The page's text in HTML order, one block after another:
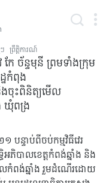
ព្រឹត្តិការណ៍
ែ ច័ន្ទមុនី ព្រមទាំងក្រុម
ឋកំពុង
ងចុះពិនិត្យមើល
ឃុំពង្រ
បន្ទាប់ពីចប់កម្មវិធីវេរ
អភិបាលខេត្តកំពង់ឆ្នាំង និង
លកំពង់ឆ្នាំង រួមដំណើរដោយ